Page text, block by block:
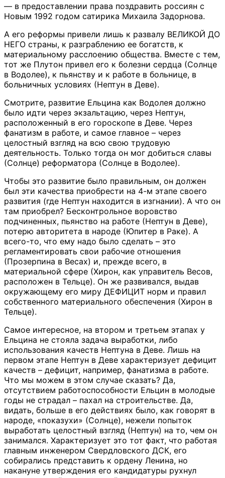
— в предоставлении права поздравить россиян с
Новым 1992 годом сатирика Михаила Задорнова.
А его реформы привели лишь к развалу ВЕЛИКОЙ ДО
НЕГО страны, к разграблению ее богатств, к
материальному расслоению общества. Вместе с тем,
тот же Плутон привел его к болезни сердца (Солнце
в Водолее), к пьянству и к работе в больнице, в
больничных условиях (Нептун в Деве).
Смотрите, развитие Ельцина как Водолея должно
было идти через экзальтацию, через Нептун,
расположенный в его гороскопе в Деве. Через
фанатизм в работе, и самое главное – через
целостный взгляд на всю свою трудовую
деятельность. Только тогда он мог добиться славы
(Солнце) реформатора (Солнце в Водолее).
Чтобы это развитие было правильным, он должен
был эти качества приобрести на 4-м этапе своего
развития (где Нептун находится в изгнании). А что он
там приобрел? Бесконтрольное воровство
подчиненных, пьянство на работе (Нептун в Деве),
потерю авторитета в народе (Юпитер в Раке). А
всего-то, что ему надо было сделать – это
регламентировать свои рабочие отношения
(Прозерпина в Весах) и, прежде всего, в
материальной сфере (Хирон, как управитель Весов,
расположен в Тельце). Он же развивался, выдав
окружающему его миру ДЕФИЦИТ норм и правил
собственного материального обеспечения (Хирон в
Тельце).
Самое интересное, на втором и третьем этапах у
Ельцина не стояла задача выработки, либо
использования качеств Нептуна в Деве. Лишь на
первом этапе Нептун в Деве характеризует дефицит
качеств – дефицит, например, фанатизма в работе.
Что мы можем в этом случае сказать? Да,
отсутствием работоспособности Ельцин в молодые
годы не страдал – пахал на строительстве. Да,
видать, больше в его действиях было, как говорят в
народе, «показухи» (Солнце), нежели попыток
выработать целостный взгляд (Нептун) на то, чем он
занимался. Характеризует это тот факт, что работая
главным инженером Свердловского ДСК, его
собирались представить к ордену Ленина, но
накануне утверждения его кандидатуры рухнул